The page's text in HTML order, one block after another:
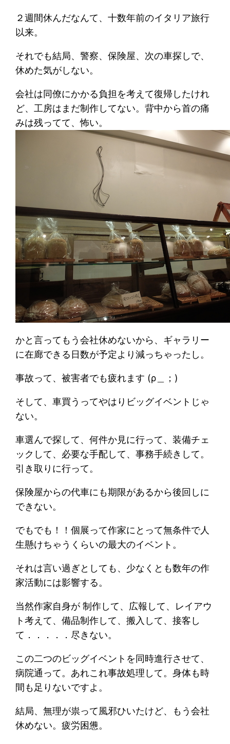
２週間休んだなんて、十数年前のイタリア旅行
以来。
それでも結局、警察、保険屋、次の車探しで、
休めた気がしない。
会社は同僚にかかる負担を考えて復帰したけれ
ど、工房はまだ制作してない。背中から首の痛
みは残ってて、怖い。
かと言ってもう会社休めないから、ギャラリー
に在廊できる日数が予定より減っちゃったし。
事故って、被害者でも疲れます (ρ＿；)
そして、車買うってやはりビッグイベントじゃ
ない。
車選んで探して、何件か見に行って、装備チェ
ックして、必要な手配して、事務手続きして。
引き取りに行って。
保険屋からの代車にも期限があるから後回しに
できない。
でもでも！！個展って作家にとって無条件で人
生懸けちゃうくらいの最大のイベント。
それは言い過ぎとしても、少なくとも数年の作
家活動には影響する。
当然作家自身が 制作して、広報して、レイアウ
ト考えて、備品制作して、搬入して、接客し
て．．．．．尽きない。
この二つのビッグイベントを同時進行させて、
病院通って。あれこれ事故処理して。身体も時
間も足りないですよ。
結局、無理が祟って風邪ひいたけど、もう会社
休めない。疲労困憊。